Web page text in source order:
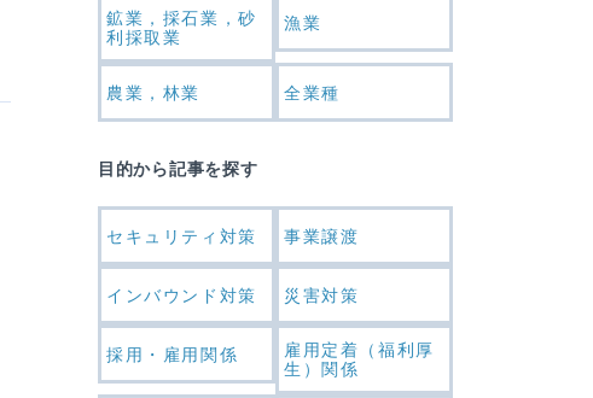
鉱業，採石業，砂
利採取業
漁業
農業，林業 全業種
目的から記事を探す
セキュリティ対策 事業譲渡
インバウンド対策 災害対策
採用・雇用関係
雇用定着（福利厚
生）関係